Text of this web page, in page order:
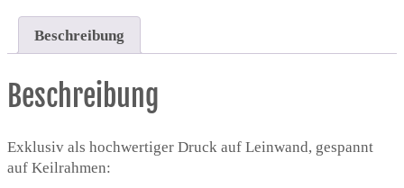
Beschreibung
Beschreibung
Exklusiv als hochwertiger Druck auf Leinwand, gespannt
auf Keilrahmen: